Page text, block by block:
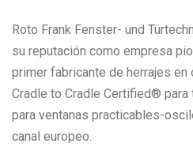
Roto Frank Fenster- und
su reputación como empresa
primer fabricante de herrajes
Cradle to Cradle Certified® para
para ventanas practicables-
canal europeo.